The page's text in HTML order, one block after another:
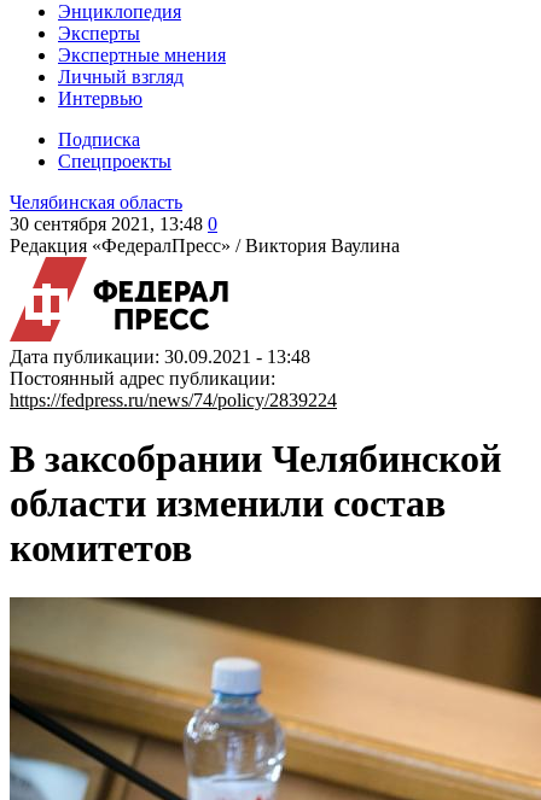
Энциклопедия
Эксперты
Экспертные мнения
Личный взгляд
Интервью
Подписка
Спецпроекты
Челябинская область
30 сентября 2021, 13:48 0
Редакция «ФедералПресс» /Виктория Ваулина
Дата публикации: 30.09.2021 - 13:48
Постоянный адрес публикации:
https://fedpress.ru/news/74/policy/2839224
В заксобрании Челябинской
области изменили состав
комитетов